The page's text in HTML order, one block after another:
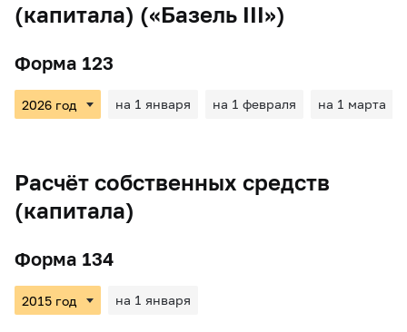
(капитала) («Базель III»)
Форма 123
на 1 января на 1 февраля на 1 марта
Расчёт собственных средств
(капитала)
Форма 134
на 1 января